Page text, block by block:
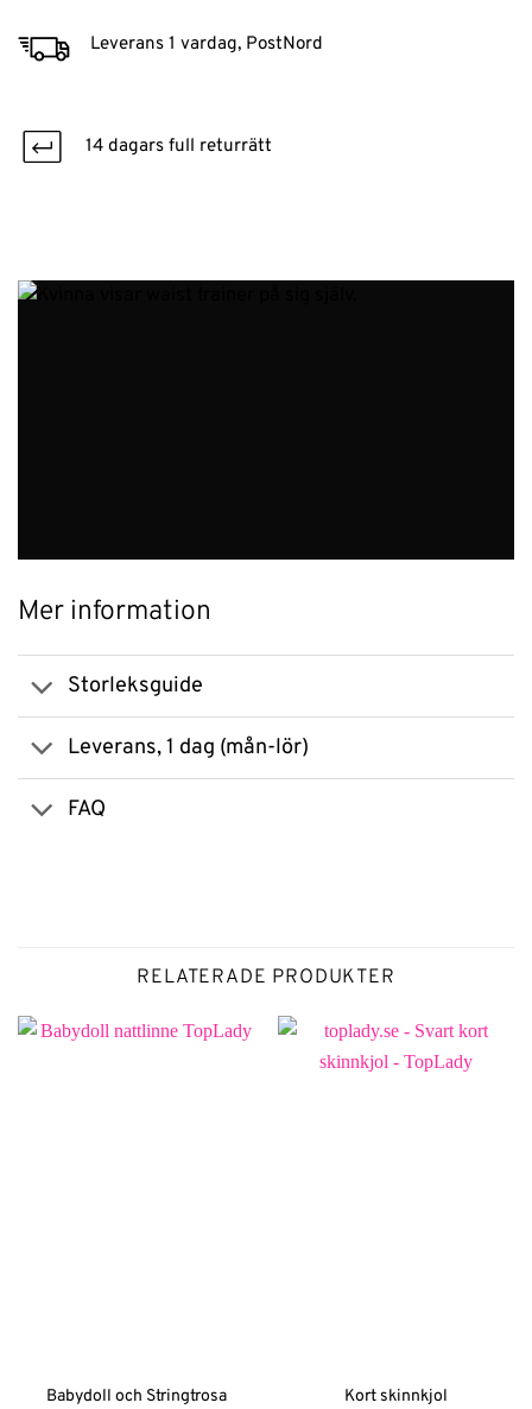
Leverans 1 vardag, PostNord
14 dagars full returrätt
Mer information
Storleksguide
Leverans, 1 dag (mån-lör)
FAQ
RELATERADE PRODUKTER
Babydoll och Stringtrosa Kort skinnkjol